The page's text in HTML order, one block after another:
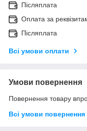
Післяплата
Оплата за
Післяплата
Всі умови оплати
Умови повернення
Повернення товару
Всі умови повернення